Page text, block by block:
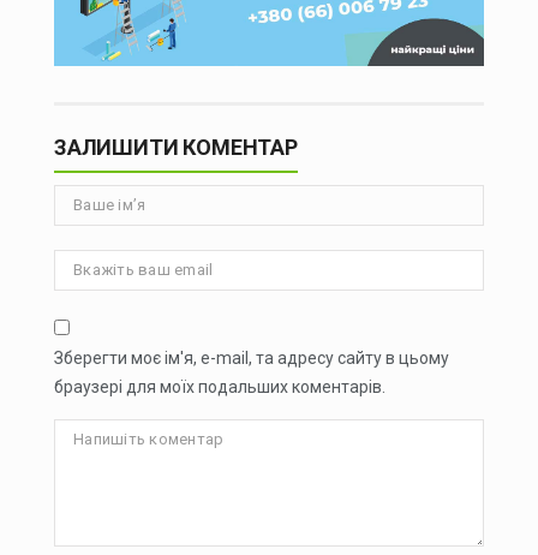
ЗАЛИШИТИ КОМЕНТАР
Зберегти моє ім'я, e-mail, та адресу сайту в цьому
браузері для моїх подальших коментарів.